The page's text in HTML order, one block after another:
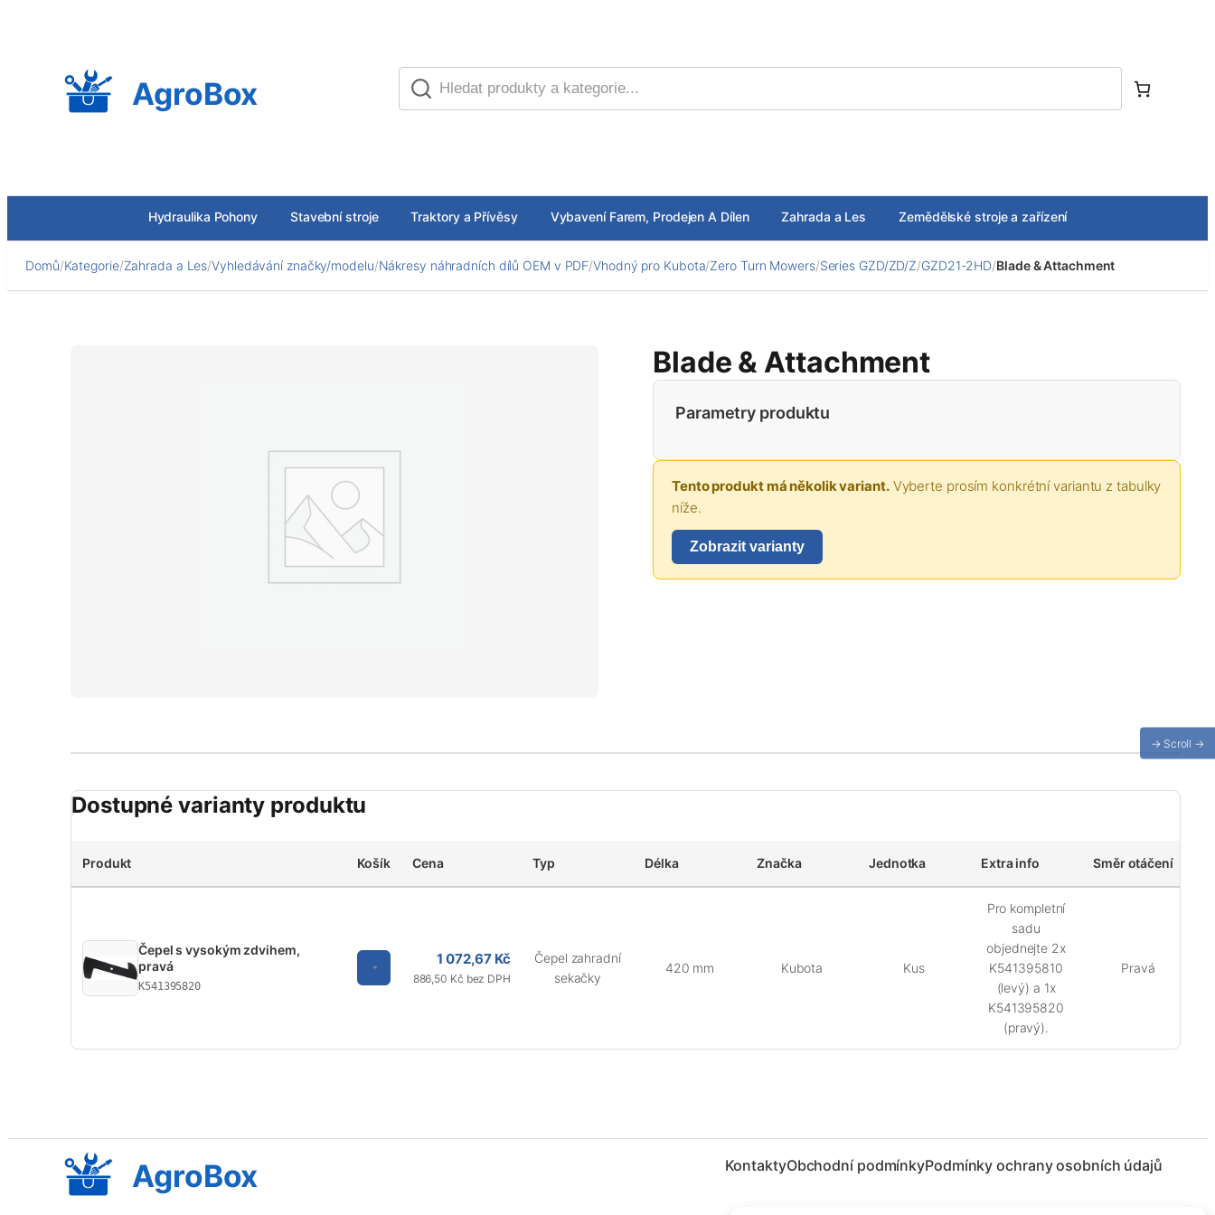
AgroBox
Hydraulika Pohony Stavební stroje Traktory a Přívěsy Vybavení Farem, Prodejen A Dílen Zahrada a Les Zemědělské stroje a zařízení
Domů/Kategorie/Zahrada a Les/Vyhledávání značky/modelu/Nákresy náhradních dílů OEM v PDF/Vhodný pro Kubota/Zero Turn Mowers/Series GZD/ZD/Z/GZD21-2HD/Blade & Attachment
Blade & Attachment
Parametry produktu
Tento produkt má několik variant.Vyberte prosím konkrétní variantu z tabulky
níže.
Zobrazit varianty
Dostupné varianty produktu
Produkt Košík Cena Typ Délka Značka Jednotka Extra info Směr otáčení
Čepel s vysokým zdvihem,
pravá
K541395820
1 072,67 Kč
886,50 Kč bez DPH
Čepel zahradní
sekačky
420 mm Kubota Kus
Pro kompletní
sadu
objednejte 2x
K541395810
(levý) a 1x
K541395820
(pravý).
Pravá
→ Scroll →
AgroBox KontaktyObchodní podmínkyPodmínky ochrany osobních údajů